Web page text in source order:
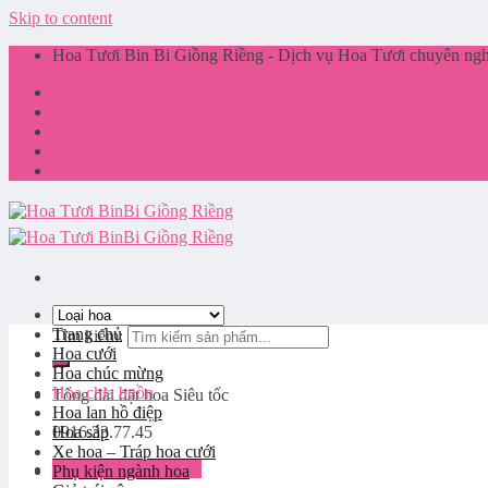
Skip to content
Hoa Tươi Bin Bi Giồng Riềng - Dịch vụ Hoa Tươi chuyên
Tìm kiếm:
Tổng đài đặt hoa Siêu tốc
0916.33.77.45
Đăng nhập / Đăng ký
Trang chủ
Hoa cưới
Hoa chúc mừng
Hoa chia buồn
Hoa lan hồ điệp
Hoa sáp
Xe hoa – Tráp hoa cưới
Phụ kiện ngành hoa